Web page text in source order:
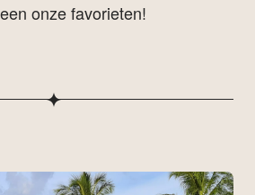
onze favorieten!